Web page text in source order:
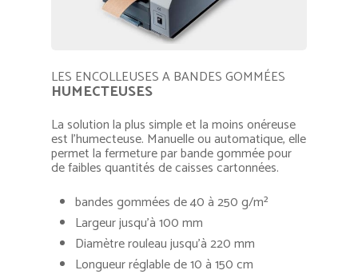
LES ENCOLLEUSES A BANDES GOMMÉES
HUMECTEUSES
La solution la plus simple et la moins onéreuse
est l’humecteuse. Manuelle ou automatique, elle
permet la fermeture par bande gommée pour
de faibles quantités de caisses cartonnées.
bandes gommées de 40 à 250 g/m²
Largeur jusqu’à 100 mm
Diamètre rouleau jusqu’à 220 mm
Longueur réglable de 10 à 150 cm